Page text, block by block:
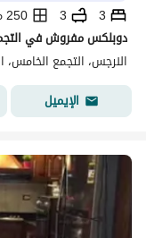
3
3
250 متر مربع
النرجس، التجمع الخامس،
الإيميل